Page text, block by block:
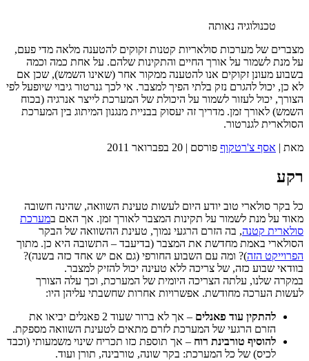
טכנולוגיה נאותה
מצברים של מערכות סולאריות קטנות זקוקים להטענה מלאה מדי פעם,
על מנת לשמור על אורך החיים והתקינות שלהם. על אחת כמה וכמה
בשבוע מעונן זקוקים אנו להטענה ממקור אחר (שאינו השמש), שכן אם
לא כן, יכול להגרם נזק בלתי הפיך למצבר. אי לכך גנרטור גיבוי שיופעל לפי
הצורך, יכול לעזור לשמור על היכולת של המערכת לייצר אנרגיה (בכוח
השמש) לאורך זמן. מדריך זה יעסוק בבניית מנגנון המיתוג בין המערכת
הסולארית לגנרטור.
מאת | אסף צ'רטקוף פורסם | 20 בפברואר 2011
רקע
כל בקר סולארי טוב יודע היום לעשות טעינת השוואה, שהינה חשובה
מאוד על מנת לשמור על תקינות המצבר לאורך זמן. אך האם במערכת
סולארית קטנה, בה הזרם הרגעי נמוך, טעינת ההשוואה של הבקר
הסולארי באמת מחדשת את המצבר (בדיעבד – התשובה היא כן. מתוך
הפרוייקט הזה)? ומה עם השבוע החורפי (גם אם יש אחד כזה בשנה)?
בוודאי שבוע כזה, של צריכה ללא טעינה יכול להזיק למצבר.
במקרה שלנו, עלתה הצריכה היומית של המערכת, וכך עלה הצורך
לעשות הערכה מחודשת. אפשרויות אחרות שחשבתי עליהן היו:
להתקין עוד פאנלים
– אך לא ברור שעוד 2 פאנלים יביאו את
הזרם הרגעי של המערכת לזרם מתאים לטעינת השוואה מספקת.
להוסיף טורבינת רוח – אך תוספת כזו תכריח שינוי משמעותי (וכבד
לכיס) של כל המערכת: בקר שונה, טורבינה, תורן ועוד.